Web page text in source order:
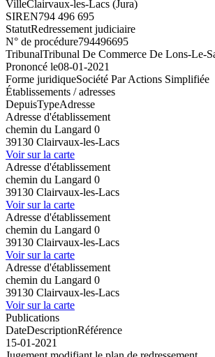
VilleClairvaux-les-Lacs (Jura)
SIREN794 496 695
StatutRedressement judiciaire
N° de procédure794496695
TribunalTribunal De Commerce De Lons-Le-
Prononcé le08-01-2021
Forme juridiqueSociété Par Actions Simplifiée
Établissements / adresses
DepuisTypeAdresse
Adresse d'établissement
chemin du Langard 0
39130 Clairvaux-les-Lacs
Voir sur la carte
Adresse d'établissement
chemin du Langard 0
39130 Clairvaux-les-Lacs
Voir sur la carte
Adresse d'établissement
chemin du Langard 0
39130 Clairvaux-les-Lacs
Voir sur la carte
Adresse d'établissement
chemin du Langard 0
39130 Clairvaux-les-Lacs
Voir sur la carte
Publications
DateDescriptionRéférence
15-01-2021